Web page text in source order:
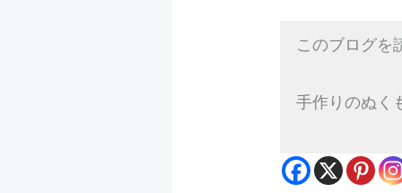
このブログを
手作りのぬく